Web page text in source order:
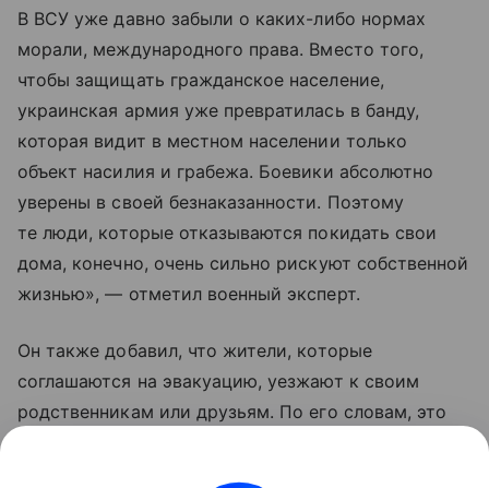
В ВСУ уже давно забыли о каких-либо нормах
морали, международного права. Вместо того,
чтобы защищать гражданское население,
украинская армия уже превратилась в банду,
которая видит в местном населении только
объект насилия и грабежа. Боевики абсолютно
уверены в своей безнаказанности. Поэтому
те люди, которые отказываются покидать свои
дома, конечно, очень сильно рискуют собственной
жизнью», — отметил военный эксперт.
Он также добавил, что жители, которые
соглашаются на эвакуацию, уезжают к своим
родственникам или друзьям. По его словам, это